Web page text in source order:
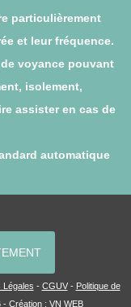
particulièrement
et leur fréquence.
voyance pouvant
isolement,
assister en cas de
automatique
Légales - CGUV- Politique de
- Création : VN WEB